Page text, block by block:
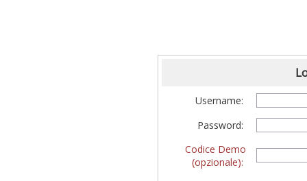
Username:
Password:
Codice Demo
(opzionale):